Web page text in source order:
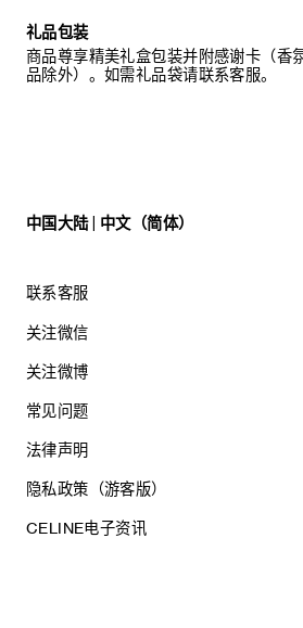
礼品包装
商品尊享精美礼盒包装并附感谢卡（香
品除外）。如需礼品袋请联系客服。
中国大陆 | 中文（简体）
联系客服
关注微信
关注微博
常见问题
法律声明
隐私政策（游客版）
CELINE电子资讯